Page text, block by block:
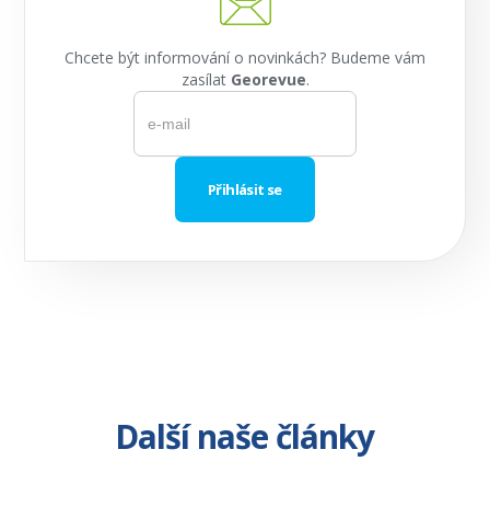
Chcete být informování o novinkách? Budeme vám
zasílat Georevue.
Další naše články